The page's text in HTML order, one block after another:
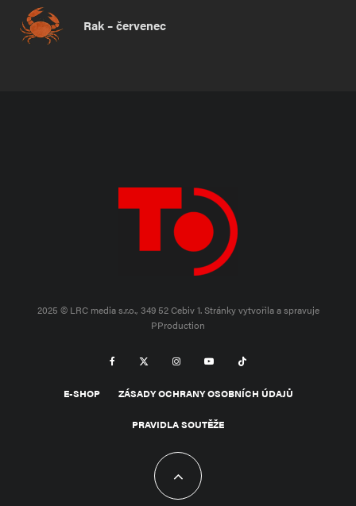
Rak – červenec
2025 © LRC media s.r.o., 349 52 Cebiv 1.Stránky vytvořila a spravuje
PProduction
E-SHOP ZÁSADY OCHRANY OSOBNÍCH ÚDAJŮ
PRAVIDLA SOUTĚŽE